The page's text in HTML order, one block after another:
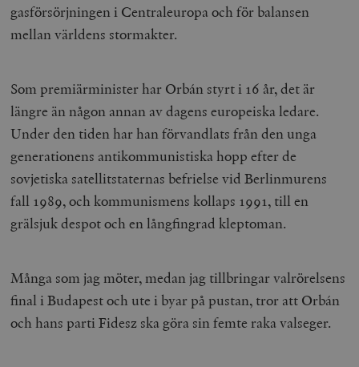
gasförsörjningen i Centraleuropa och för balansen
mellan världens stormakter.
Som premiärminister har Orbán styrt i 16 år, det är
längre än någon annan av dagens europeiska ledare.
Under den tiden har han förvandlats från den unga
generationens antikommunistiska hopp efter de
sovjetiska satellitstaternas befrielse vid Berlinmurens
fall 1989, och kommunismens kollaps 1991, till en
grälsjuk despot och en långfingrad kleptoman.
Många som jag möter, medan jag tillbringar valrörelsens
final i Budapest och ute i byar på pustan, tror att Orbán
och hans parti Fidesz ska göra sin femte raka valseger.